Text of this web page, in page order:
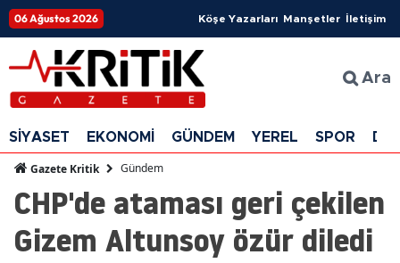
06 Ağustos 2026 Köşe Yazarları Manşetler İletişim
Ara
SİYASET EKONOMİ GÜNDEM YEREL SPOR
Gazete Kritik Gündem
CHP'de ataması geri çekilen
Gizem Altunsoy özür diledi